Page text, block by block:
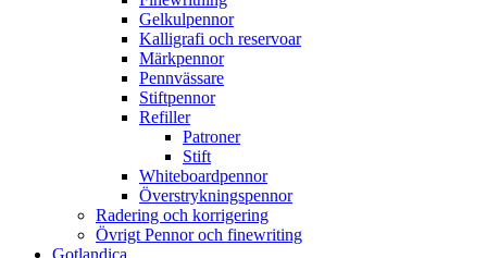
Gelkulpennor
Kalligrafi och reservoar
Märkpennor
Pennvässare
Stiftpennor
Refiller
Patroner
Stift
Whiteboardpennor
Överstrykningspennor
Radering och korrigering
Övrigt Pennor och finewriting
Gotlandica